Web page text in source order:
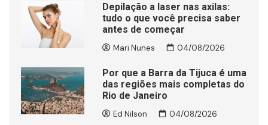
Depilação a laser nas axilas:
tudo o que você precisa saber
antes de começar
Mari Nunes 04/08/2026
Por que a Barra da Tijuca é uma
das regiões mais completas do
Rio de Janeiro
Ed Nilson 04/08/2026